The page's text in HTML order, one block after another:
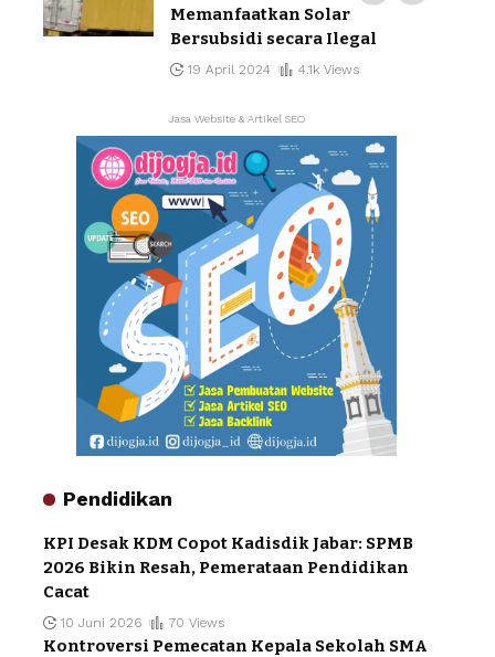
Memanfaatkan Solar
Bersubsidi secara Ilegal
19 April 2024 4.1k Views
Jasa Website & Artikel SEO
Pendidikan
KPI Desak KDM Copot Kadisdik Jabar: SPMB
2026 Bikin Resah, Pemerataan Pendidikan
Cacat
10 Juni 2026 70 Views
Kontroversi Pemecatan Kepala Sekolah SMA